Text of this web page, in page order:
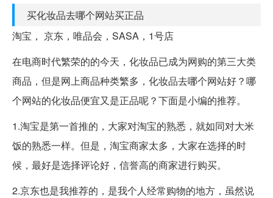
买化妆品去哪个网站买正品
淘宝， 京东，唯品会，SASA，1号店
在电商时代繁荣的的今天，化妆品已成为网购的第三大类
商品，但是网上商品种类繁多，化妆品去哪个网站好？哪
个网站的化妆品便宜又是正品呢？下面是小编的推荐。
1.淘宝是第一首推的，大家对淘宝的熟悉，就如同对大米
饭的熟悉一样。但是，淘宝商家太多，大家在选择的时
候，最好是选择评论好，信誉高的商家进行购买。
2.京东也是我推荐的，是我个人经常购物的地方，虽然说